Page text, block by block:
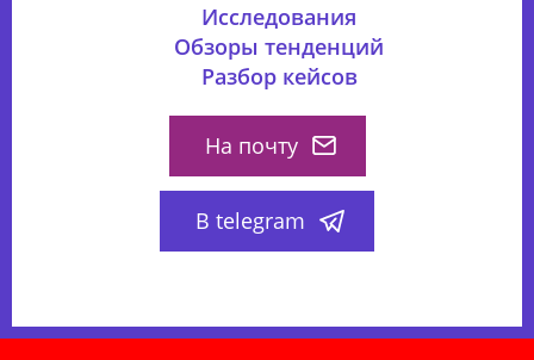
Исследования
Обзоры тенденций
Разбор кейсов
На почту
В telegram